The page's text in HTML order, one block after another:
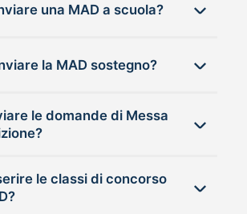
Chi può inviare una MAD a scuola?
la MAD sostegno?
le domande di Messa
le classi di concorso